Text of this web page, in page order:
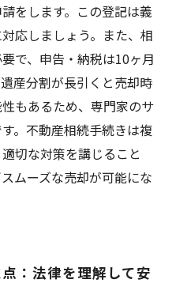
をします。この登記は義
応しましょう。また、相
で、申告・納税は10ヶ月
産分割が長引くと売却時
もあるため、専門家のサ
。不動産相続手続きは複
切な対策を講じること
ムーズな売却が可能にな
：法律を理解して安